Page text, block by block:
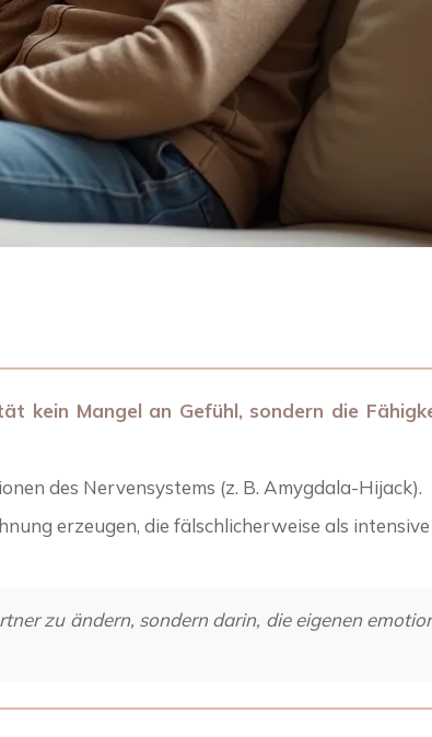
kein Mangel an Gefühl, sondern die
des Nervensystems (z. B. Amygdala-Hijack).
erzeugen, die fälschlicherweise als
zu ändern, sondern darin, die eigenen